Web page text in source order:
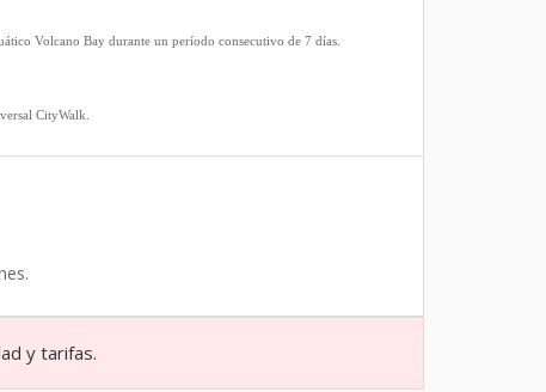
Volcano Bay durante un período consecutivo de 7 días.
CityWalk.
y tarifas.